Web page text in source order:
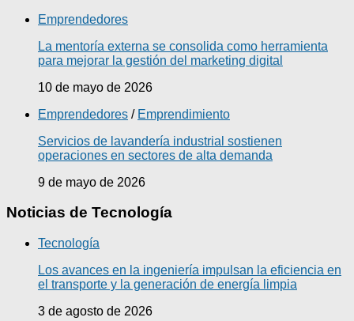
Emprendedores
La mentoría externa se consolida como herramienta
para mejorar la gestión del marketing digital
10 de mayo de 2026
Emprendedores / Emprendimiento
Servicios de lavandería industrial sostienen
operaciones en sectores de alta demanda
9 de mayo de 2026
Noticias de Tecnología
Tecnología
Los avances en la ingeniería impulsan la eficiencia en
el transporte y la generación de energía limpia
3 de agosto de 2026